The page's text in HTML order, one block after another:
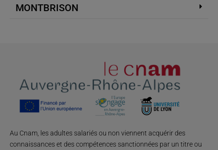
MONTBRISON
Au Cnam, les adultes salariés ou non viennent acquérir des
connaissances et des compétences sanctionnées par un titre ou